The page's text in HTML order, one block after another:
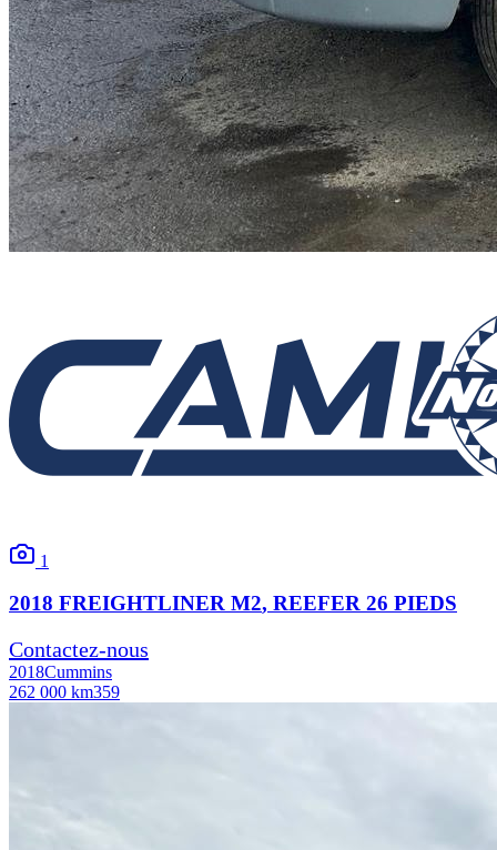
1
2018 FREIGHTLINER M2, REEFER 26 PIEDS
Contactez-nous
2018Cummins
262 000 km359